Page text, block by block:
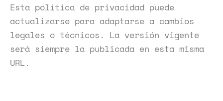
Esta política de privacidad puede
actualizarse para adaptarse a cambios
legales o técnicos. La versión vigente
será siempre la publicada en esta misma
URL.